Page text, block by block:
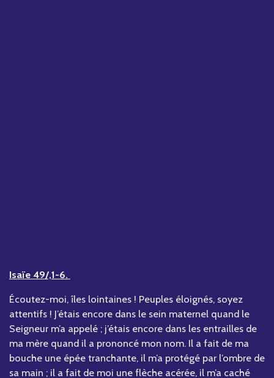
Isaïe 49/,1-6.
Écoutez-moi, îles lointaines ! Peuples éloignés, soyez
attentifs ! J’étais encore dans le sein maternel quand le
Seigneur m’a appelé ; j’étais encore dans les entrailles de
ma mère quand il a prononcé mon nom. Il a fait de ma
bouche une épée tranchante, il m’a protégé par l’ombre de
sa main ; il a fait de moi une flèche acérée, il m’a caché